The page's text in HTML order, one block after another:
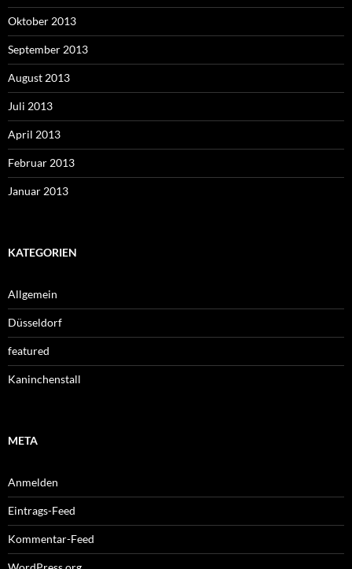
Oktober 2013
September 2013
August 2013
Juli 2013
April 2013
Februar 2013
Januar 2013
KATEGORIEN
Allgemein
Düsseldorf
featured
Kaninchenstall
META
Anmelden
Eintrags-Feed
Kommentar-Feed